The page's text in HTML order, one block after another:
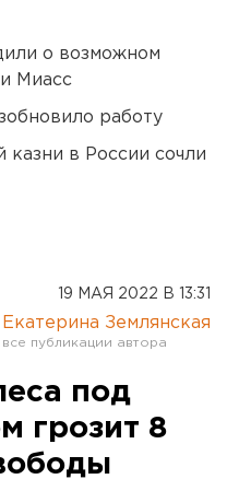
о возможном
Миасс
работу
в России сочли
19 МАЯ 2022 В 13:31
Екатерина Землянская
под
грозит 8